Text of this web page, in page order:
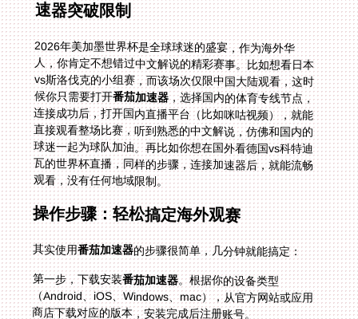
速器突破限制
2026年美加墨世界杯是全球球迷的盛宴，作为海外华
人，你肯定不想错过中文解说的精彩赛事。比如想看日本
vs斯洛伐克的小组赛，而该场次仅限中国大陆观看，这时
候你只需要打开番茄加速器，选择国内的体育专线节点，
连接成功后，打开国内直播平台（比如咪咕视频），就能
直接观看整场比赛，听到熟悉的中文解说，仿佛和国内的
球迷一起为球队加油。再比如你想在国外看德国vs科特迪
瓦的世界杯直播，同样的步骤，连接加速器后，就能流畅
观看，没有任何地域限制。
操作步骤：轻松搞定海外观赛
其实使用番茄加速器的步骤很简单，几分钟就能搞定：
第一步，下载安装番茄加速器。根据你的设备类型
（Android、iOS、Windows、mac），从官方网站或应用
商店下载对应的版本，安装完成后注册账号。